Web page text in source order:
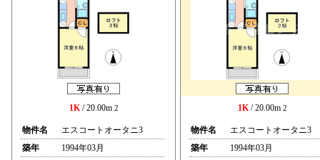
1K/ 20.00m 2
物件名
エスコートオータニ3
築年
1994年03月
1K/ 20.00m 2
物件名
エスコートオータニ3
築年
1994年03月